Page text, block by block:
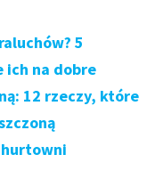
5
ich na dobre
12 rzeczy, które